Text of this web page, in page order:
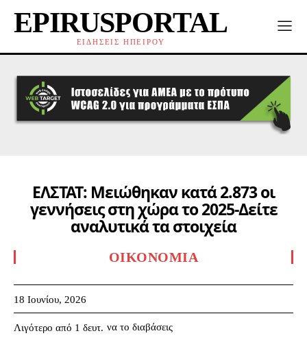
EPIRUSPORTAL
ΕΙΔΗΣΕΙΣ ΗΠΕΙΡΟΥ
ΕΛΣΤΑΤ: Μειώθηκαν κατά 2.873 οι
γεννήσεις στη χώρα το 2025-Δείτε
αναλυτικά τα στοιχεία
ΟΙΚΟΝΟΜΊΑ
18 Ιουνίου, 2026
Λιγότερο από 1 δευτ. να το διαβάσεις